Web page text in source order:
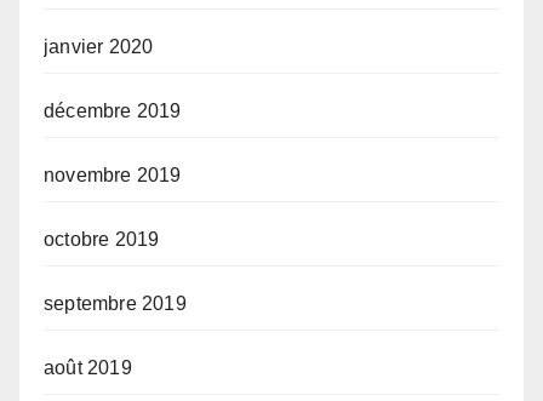
janvier 2020
décembre 2019
novembre 2019
octobre 2019
septembre 2019
août 2019